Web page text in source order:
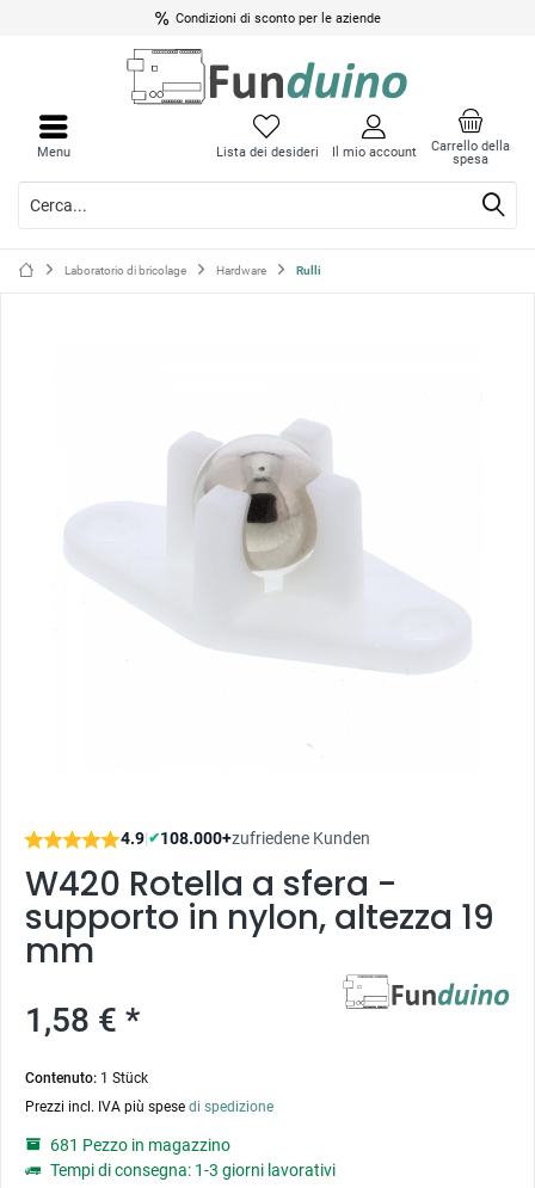
Condizioni di sconto per le aziende
Carrello della
spesa
Lista dei desideri Il mio account
Menu
Laboratorio di bricolage Hardware Rulli
4.9|✔108.000+zufriedene Kunden
W420 Rotella a sfera -
supporto in nylon, altezza 19
mm
1,58 € *
Contenuto: 1 Stück
Prezzi incl. IVA più spese di spedizione
681 Pezzo in magazzino
Tempi di consegna: 1-3 giorni lavorativi
menu
menu